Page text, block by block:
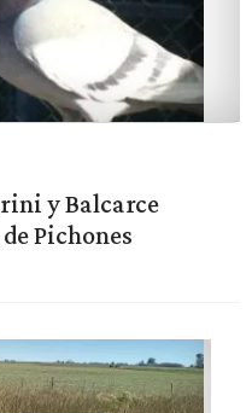
y Balcarce
Pichones